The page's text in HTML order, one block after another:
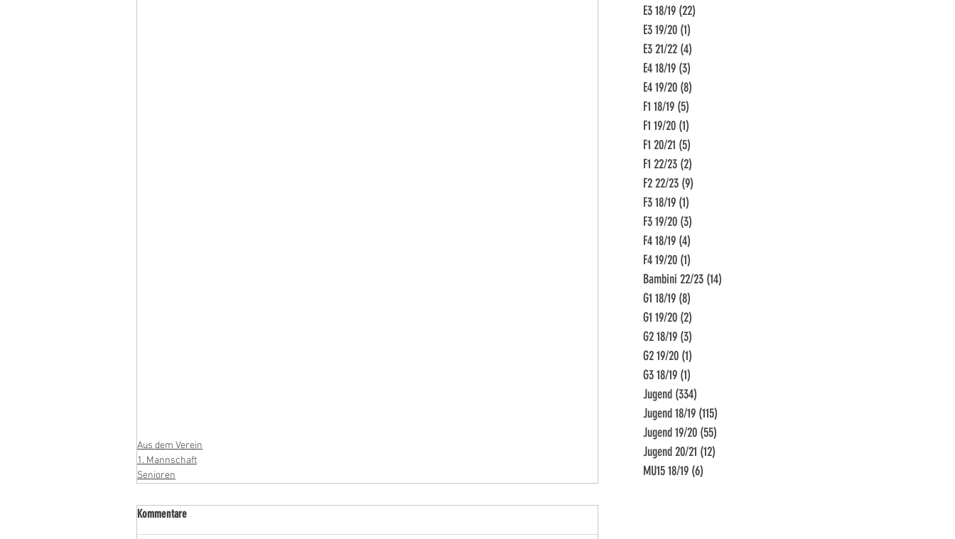
Aus dem Verein
1. Mannschaft
Senioren
Kommentare
E3 18/19 (22)
E3 19/20 (1)
E3 21/22 (4)
E4 18/19 (3)
E4 19/20 (8)
F1 18/19 (5)
F1 19/20 (1)
F1 20/21 (5)
F1 22/23 (2)
F2 22/23 (9)
F3 18/19 (1)
F3 19/20 (3)
F4 18/19 (4)
F4 19/20 (1)
Bambini 22/23 (14)
G1 18/19 (8)
G1 19/20 (2)
G2 18/19 (3)
G2 19/20 (1)
G3 18/19 (1)
Jugend (334)
Jugend 18/19 (115)
Jugend 19/20 (55)
Jugend 20/21 (12)
MU15 18/19 (6)